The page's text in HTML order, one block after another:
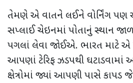
તેમણે એ વાતને લઈને વોર્નિંગ પણ
સપ્લાઈ ચેઇનમાં પોતાનું સ્થાન
પગલાં લેવા જોઈએ. ભારત માટે
આપણાં ટેરિફ ઝડપથી ઘટાડવામાં
ક્ષેત્રોમાં જ્યાં આપણી પાસે કાપડ